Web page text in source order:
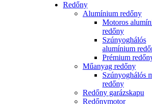
Redőny
Alumínium redőny
Motoros
redőny
Szúnyoghálós
alumínium
Prémium
Műanyag redőny
Szúnyoghálós
redőny
Redőny garázskapu
Redőnymotor